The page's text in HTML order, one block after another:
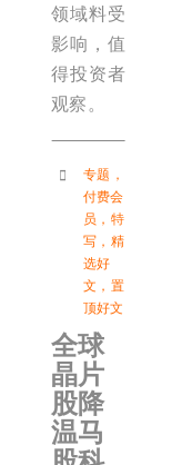
领域料受
影响，值
得投资者
观察。
专题 ，
付费会
员 ， 特
写 ， 精
选好
文 ， 置
顶好文
全球
晶片
股降
温马